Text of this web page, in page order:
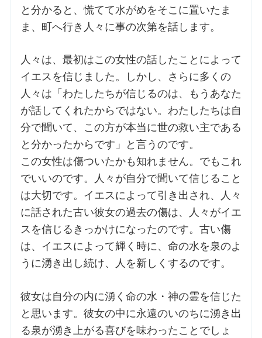
と分かると、慌てて水がめをそこに置いたま
ま、町へ行き人々に事の次第を話します。
人々は、最初はこの女性の話したことによって
イエスを信じました。しかし、さらに多くの
人々は「わたしたちが信じるのは、もうあなた
が話してくれたからではない。わたしたちは自
分で聞いて、この方が本当に世の救い主である
と分かったからです」と言うのです。
この女性は傷ついたかも知れません。でもこれ
でいいのです。人々が自分で聞いて信じること
は大切です。イエスによって引き出され、人々
に話された古い彼女の過去の傷は、人々がイエ
スを信じるきっかけになったのです。古い傷
は、イエスによって輝く時に、命の水を泉のよ
うに湧き出し続け、人を新しくするのです。
彼女は自分の内に湧く命の水・神の霊を信じた
と思います。彼女の中に永遠のいのちに湧き出
る泉が湧き上がる喜びを味わったことでしょ